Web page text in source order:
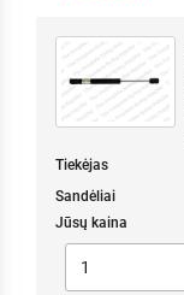
Tiekėjas
Sandėliai
Jūsų kaina